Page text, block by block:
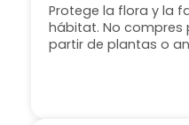
Protege la flora y la
hábitat. No
partir de plantas o